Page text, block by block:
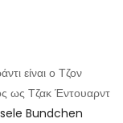
είναι ο Τζον
ως Τζακ Έντουαρντ
Bundchen